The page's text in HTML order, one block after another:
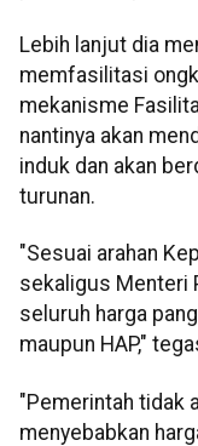
Lebih lanjut dia
memfasilitasi
mekanisme
nantinya akan
induk dan akan
turunan.
"Sesuai arahan
sekaligus Menteri
seluruh harga
maupun HAP,"
"Pemerintah tidak
menyebabkan